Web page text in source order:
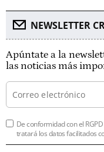
NEWSLETTER
Apúntate a la
las noticias más
De conformidad con el RGPD
tratará los datos facilitados